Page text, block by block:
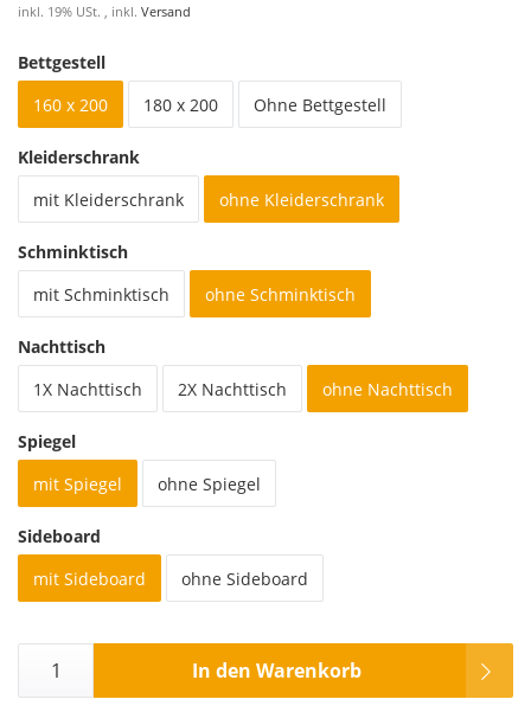
inkl. 19% USt. , inkl. Versand
Bettgestell
160 x 200
180 x 200 Ohne Bettgestell
Kleiderschrank
mit Kleiderschrank
ohne Kleiderschrank
Schminktisch
mit Schminktisch
ohne Schminktisch
Nachttisch
1X Nachttisch
2X Nachttisch ohne Nachttisch
Spiegel
mit Spiegel
ohne Spiegel
Sideboard
mit Sideboard
ohne Sideboard
In den Warenkorb